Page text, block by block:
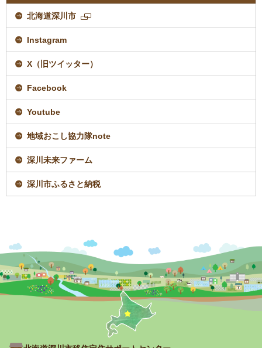
北海道深川市
ー
ジ
ま
Instagram
X（旧ツイッター）
Facebook
Youtube
地域おこし協力隊note
深川未来ファーム
深川市ふるさと納税